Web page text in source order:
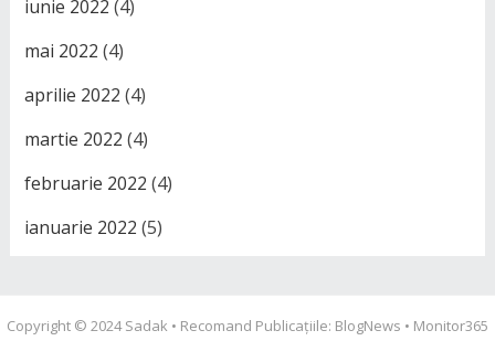
iunie 2022 (4)
mai 2022 (4)
aprilie 2022 (4)
martie 2022 (4)
februarie 2022 (4)
ianuarie 2022 (5)
Copyright © 2024Sadak • Recomand Publicațiile: BlogNews • Monitor365